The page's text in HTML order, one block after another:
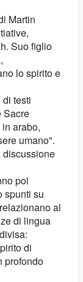
Martin
Suo figlio
lo spirito e
testi
Sacre
arabo,
umano".
discussione
poi
spunti su
al
di lingua
di
profondo